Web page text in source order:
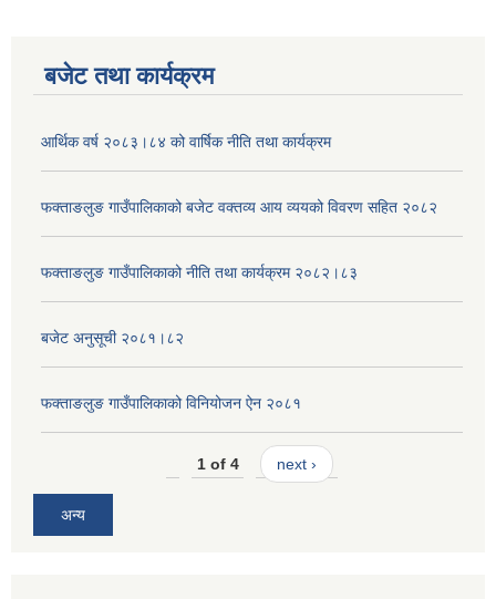
बजेट तथा कार्यक्रम
आर्थिक वर्ष २०८३।८४ को वार्षिक नीति तथा कार्यक्रम
फक्ताङलुङ गाउँपालिकाको बजेट वक्तव्य आय व्ययको विवरण सहित २०८२
फक्ताङलुङ गाउँपालिकाको नीति तथा कार्यक्रम २०८२।८३
बजेट अनुसूची २०८१।८२
फक्ताङलुङ गाउँपालिकाको विनियोजन ऐन २०८१
1 of 4 next ›
अन्य